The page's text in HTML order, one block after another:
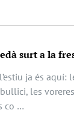
surt a la
ja és aquí:
les
co …